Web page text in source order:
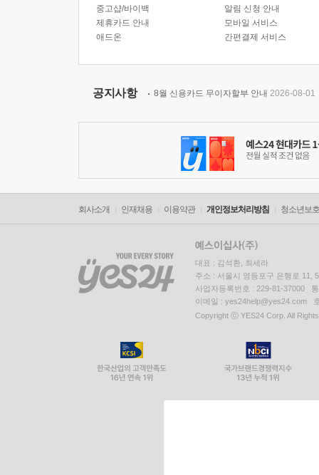
중고샵/바이백
제휴카드 안내
애드온
알림 신청 안내
모바일 서비스
간편결제 서비스
공지사항 8월 신용카드 무이자할부 안내 2026-08-01
회사소개 인재채용 이용약관 개인정보처리방침 청소년보
대표 : 김석환, 최세라
주소 : 서울시 영등포구 은행로 11,
사업자등록번호 : 229-81-37000
이메일 : yes24help@yes24.com
Copyright ⓒ YES24 Corp. All